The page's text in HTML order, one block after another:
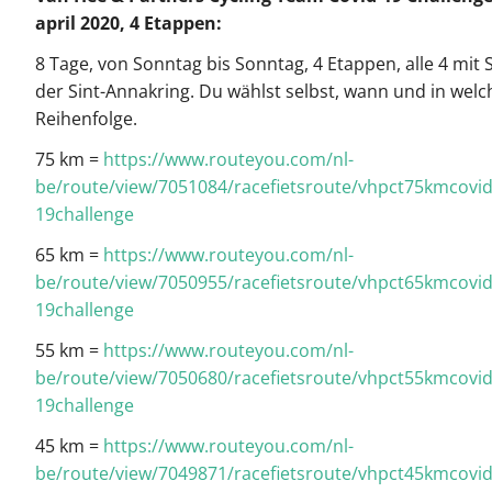
april 2020, 4 Etappen:
8 Tage, von Sonntag bis Sonntag, 4 Etappen, alle 4 mit
der Sint-Annakring. Du wählst selbst, wann und in
Reihenfolge.
75 km = https://www.routeyou.com/nl-
be/route/view/7051084/racefietsroute/
19challenge
65 km = https://www.routeyou.com/nl-
be/route/view/7050955/racefietsroute/
19challenge
55 km = https://www.routeyou.com/nl-
be/route/view/7050680/racefietsroute/
19challenge
45 km = https://www.routeyou.com/nl-
be/route/view/7049871/racefietsroute/